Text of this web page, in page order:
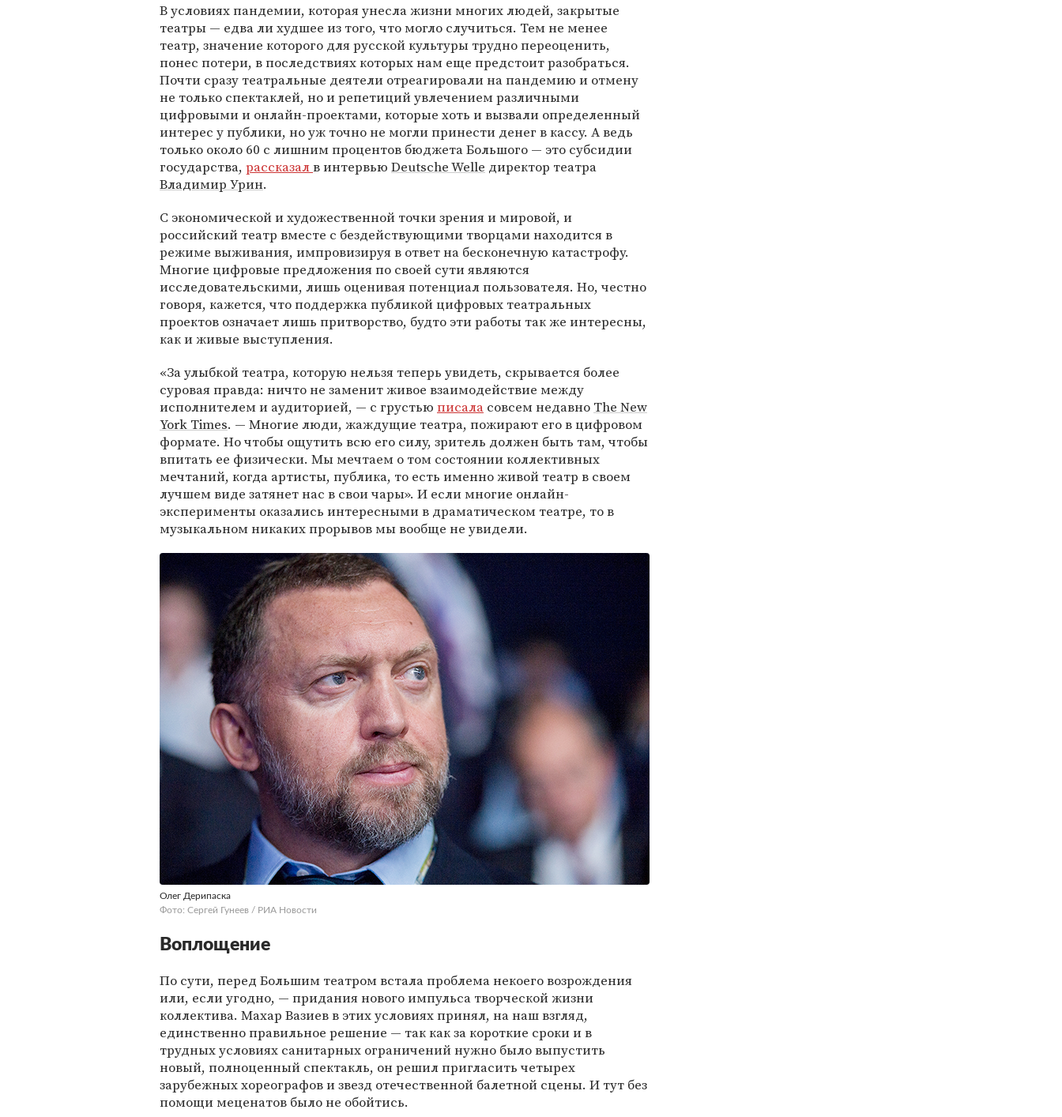
В условиях пандемии, которая унесла жизни многих людей, закрытые
театры — едва ли худшее из того, что могло случиться. Тем не менее
театр, значение которого для русской культуры трудно переоценить,
понес потери, в последствиях которых нам еще предстоит разобраться.
Почти сразу театральные деятели отреагировали на пандемию и отмену
не только спектаклей, но и репетиций увлечением различными
цифровыми и онлайн-проектами, которые хоть и вызвали определенный
интерес у публики, но уж точно не могли принести денег в кассу. А ведь
только около 60 с лишним процентов бюджета Большого — это субсидии
государства, рассказалв интервью Deutsche Welle директор театра
Владимир Урин.
С экономической и художественной точки зрения и мировой, и
российский театр вместе с бездействующими творцами находится в
режиме выживания, импровизируя в ответ на бесконечную катастрофу.
Многие цифровые предложения по своей сути являются
исследовательскими, лишь оценивая потенциал пользователя. Но, честно
говоря, кажется, что поддержка публикой цифровых театральных
проектов означает лишь притворство, будто эти работы так же интересны,
как и живые выступления.
«За улыбкой театра, которую нельзя теперь увидеть, скрывается более
суровая правда: ничто не заменит живое взаимодействие между
исполнителем и аудиторией, — с грустью писала совсем недавно The New
York Times. — Многие люди, жаждущие театра, пожирают его в цифровом
формате. Но чтобы ощутить всю его силу, зритель должен быть там, чтобы
впитать ее физически. Мы мечтаем о том состоянии коллективных
мечтаний, когда артисты, публика, то есть именно живой театр в своем
лучшем виде затянет нас в свои чары». И если многие онлайн-
эксперименты оказались интересными в драматическом театре, то в
музыкальном никаких прорывов мы вообще не увидели.
Олег Дерипаска
Фото: Сергей Гунеев / РИА Новости
Воплощение
По сути, перед Большим театром встала проблема некоего возрождения
или, если угодно, — придания нового импульса творческой жизни
коллектива. Махар Вазиев в этих условиях принял, на наш взгляд,
единственно правильное решение — так как за короткие сроки и в
трудных условиях санитарных ограничений нужно было выпустить
новый, полноценный спектакль, он решил пригласить четырех
зарубежных хореографов и звезд отечественной балетной сцены. И тут без
помощи меценатов было не обойтись.